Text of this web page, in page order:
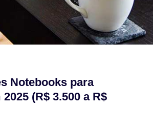
Notebooks para
(R$ 3.500 a R$